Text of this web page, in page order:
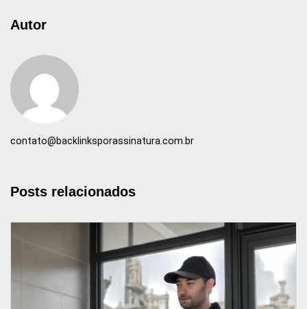
Autor
contato@backlinksporassinatura.com.br
Posts relacionados